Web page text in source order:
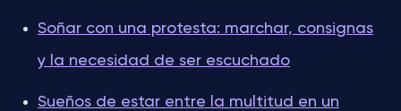
Soñar con una protesta: marchar, consignas
y la necesidad de ser escuchado
Sueños de estar entre la multitud en un